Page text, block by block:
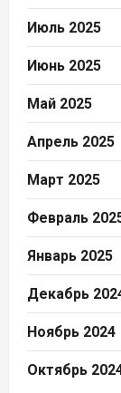
Июль 2025
Июнь 2025
Май 2025
Апрель 2025
Март 2025
Февраль
Январь 2025
Декабрь
Ноябрь 2024
Октябрь